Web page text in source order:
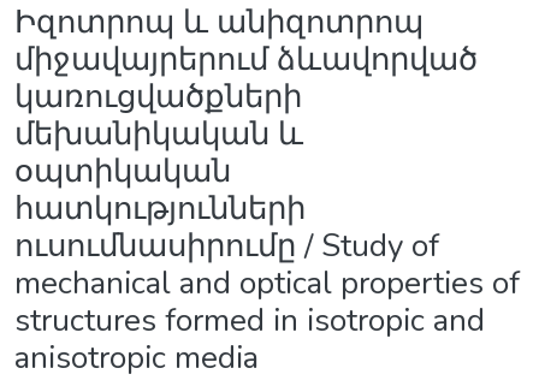
Իզոտրոպ և անիզոտրոպ
միջավայրերում ձևավորված
կառուցվածքների
մեխանիկական և
օպտիկական
հատկությունների
ուսումնասիրումը / Study of
mechanical and optical properties of
structures formed in isotropic and
anisotropic media